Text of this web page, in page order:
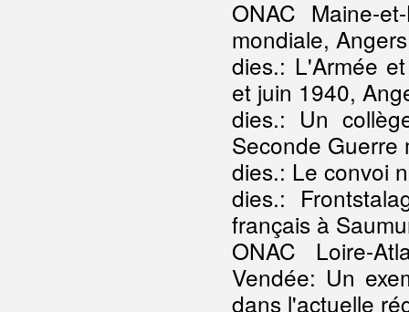
ONAC Maine-
mondiale, Angers
dies.: L'Armée
et juin 1940,
dies.: Un
Seconde Guerre
dies.: Le convoi
dies.:
français à
ONAC Loire-
Vendée: Un
dans l'actuelle